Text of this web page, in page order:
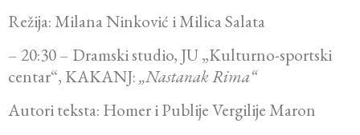
Režija: Milana Ninković i Milica Salata
– 20:30 – Dramski studio, JU „Kulturno-sportski
centar“, KAKANJ:„Nastanak Rima“
Autori teksta: Homer i Publije Vergilije Maron